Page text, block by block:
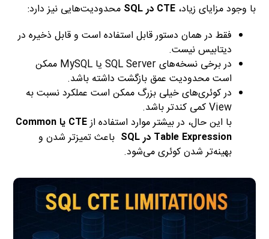
با وجود مزایای زیاد،CTE در SQL
محدودیت‌هایی نیز دارد:
فقط در همان دستور قابل استفاده است و قابل ذخیره در
دیتابیس نیست.
در برخی نسخه‌های SQL Server یا MySQL ممکن
است محدودیت عمق بازگشت داشته باشد.
در کوئری‌های خیلی بزرگ ممکن است عملکرد نسبت به
View کمی کندتر باشد.
با این حال، در بیشتر موارد استفاده از
CTE یا Common
Table Expression در SQL
باعث تمیزتر شدن و
بهینه‌تر شدن کوئری می‌شود.